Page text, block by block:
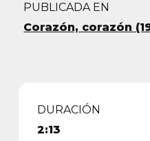
PUBLICADA EN
Corazón, corazón
DURACIÓN
2:13